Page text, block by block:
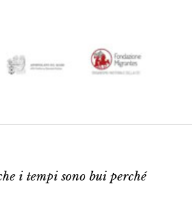
i tempi sono bui perché